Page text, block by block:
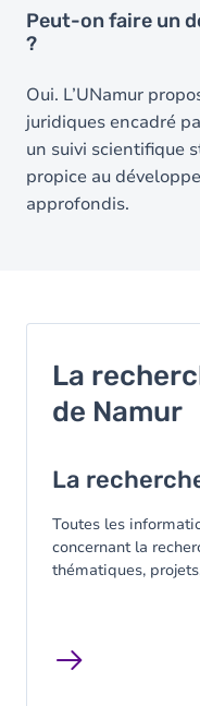
Peut-on faire un
?
Oui. L’UNamur
juridiques encadré
un suivi scientifique
propice au
approfondis.
La
de Namur
La
Toutes les
concernant la
thématiques,